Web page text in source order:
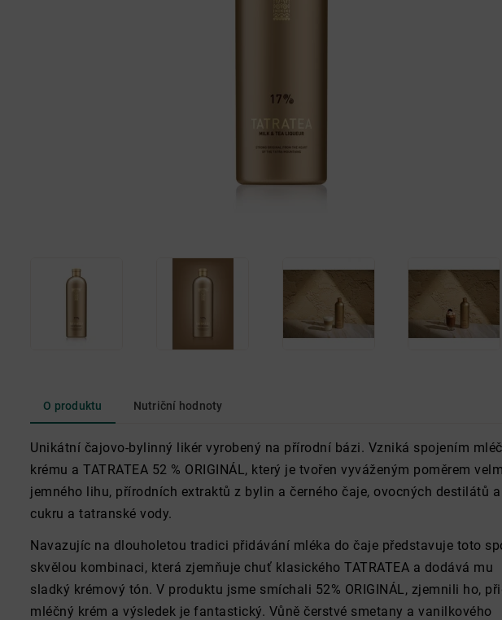
O produktu Nutriční hodnoty
Unikátní čajovo-bylinný likér vyrobený na přírodní bázi. Vzniká spojením
krému a TATRATEA 52 % ORIGINÁL, který je tvořen vyváženým poměrem
jemného lihu, přírodních extraktů z bylin a černého čaje, ovocných destilátů
cukru a tatranské vody.
Navazujíc na dlouholetou tradici přidávání mléka do čaje představuje toto
skvělou kombinaci, která zjemňuje chuť klasického TATRATEA a dodává mu
sladký krémový tón. V produktu jsme smíchali 52% ORIGINÁL, zjemnili ho,
mléčný krém a výsledek je fantastický. Vůně čerstvé smetany a vanilkového